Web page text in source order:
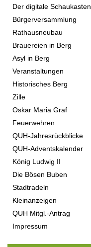
Der digitale Schaukasten
Bürgerversammlung
Rathausneubau
Brauereien in Berg
Asyl in Berg
Veranstaltungen
Historisches Berg
Zille
Oskar Maria Graf
Feuerwehren
QUH-Jahresrückblicke
QUH-Adventskalender
König Ludwig II
Die Bösen Buben
Stadtradeln
Kleinanzeigen
QUH Mitgl.-Antrag
Impressum